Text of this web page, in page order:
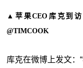
▲苹果CEO库克到
@TIMCOOK
库克在微博上发文：